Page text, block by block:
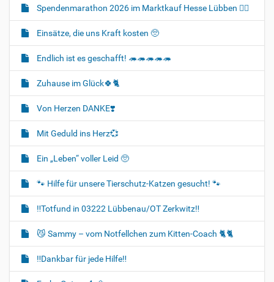
Spendenmarathon 2026 im Marktkauf Hesse Lübben 👍🏻
Einsätze, die uns Kraft kosten 🥺
Endlich ist es geschafft! 🦔🦔🦔🦔🦔
Zuhause im Glück🍀🐈‍
Von Herzen DANKE❣️
Mit Geduld ins Herz💞
Ein „Leben“ voller Leid 🥺
🐾 Hilfe für unsere Tierschutz-Katzen gesucht! 🐾
‼️Totfund in 03222 Lübbenau/OT Zerkwitz‼️
😼 Sammy – vom Notfellchen zum Kitten-Coach 🐈🐈‍
‼️Dankbar für jede Hilfe‼️